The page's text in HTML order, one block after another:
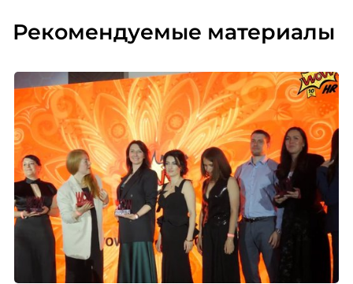
Рекомендуемые материалы